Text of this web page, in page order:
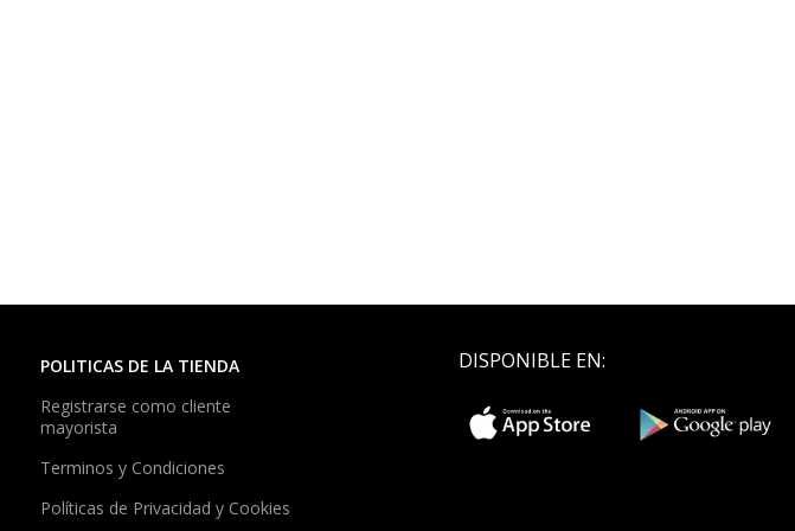
POLITICAS DE LA TIENDA
Registrarse como cliente
mayorista
Terminos y Condiciones
Políticas de Privacidad y Cookies
DISPONIBLE EN: